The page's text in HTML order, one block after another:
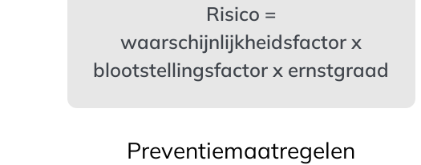
Risico =
waarschijnlijkheidsfactor x
blootstellingsfactor x ernstgraad
Preventiemaatregelen